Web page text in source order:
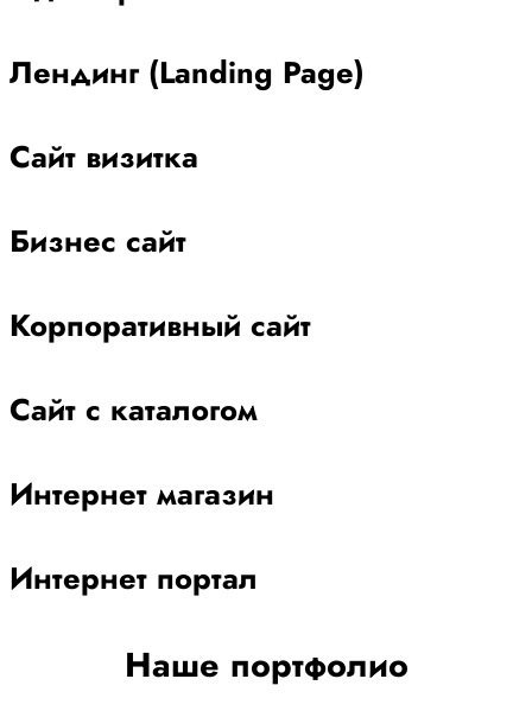
Лендинг (Landing Page)
Сайт визитка
Бизнес сайт
Корпоративный сайт
Сайт с каталогом
Интернет магазин
Интернет портал
Наше портфолио